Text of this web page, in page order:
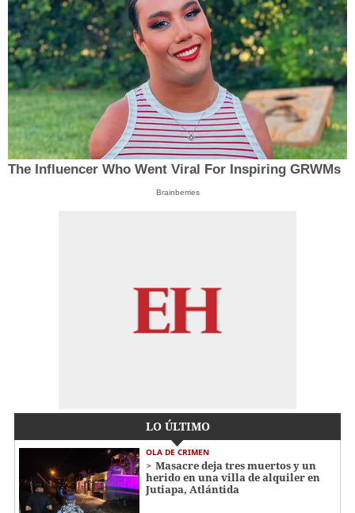
The Influencer Who Went Viral For Inspiring GRWMs
Brainberries
LO ÚLTIMO
OLA DE CRIMEN
Masacre deja tres muertos y un
herido en una villa de alquiler en
Jutiapa, Atlántida